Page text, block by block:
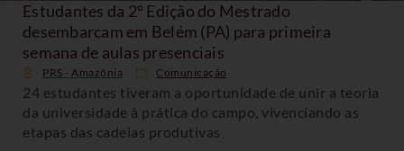
Estudantes da 2º Edição do Mestrado
desembarcam em Belém (PA) para primeira
semana de aulas presenciais
PRS - Amazônia Comunicação
24 estudantes tiveram a oportunidade de unir a teoria
da universidade à prática do campo, vivenciando as
etapas das cadeias produtivas